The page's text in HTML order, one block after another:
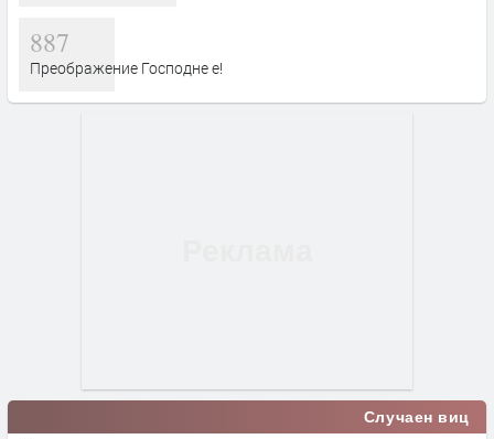
887
Преображение Господне е!
Случаен виц